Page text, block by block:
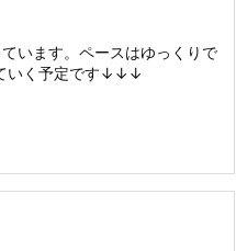
います。ペースはゆっくりで
いく予定です↓↓↓